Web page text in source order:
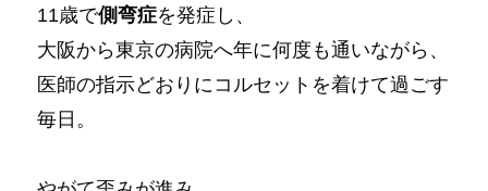
11歳で側弯症を発症し、
大阪から東京の病院へ年に何度も通いながら、
医師の指示どおりにコルセットを着けて過ごす
毎日。